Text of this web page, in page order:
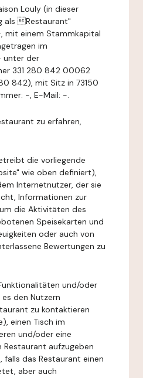
Louly (in dieser
als Restaurant"
mit einem Stammkapital
im
unter der
331 280 842 00062
842), mit Sitz in 73150
-, E-Mail: -.
zu erfahren,
die vorliegende
wie oben definiert),
Internetnutzer, der sie
Informationen zur
die Aktivitäten des
Speisekarten und
oder auch von
Bewertungen zu
und/oder
den Nutzern
zu kontaktieren
einen Tisch im
und/oder eine
aufzugeben
das Restaurant einen
aber auch